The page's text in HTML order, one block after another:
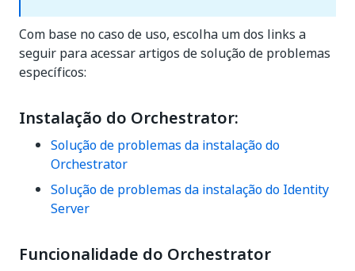
Com base no caso de uso, escolha um dos links a
seguir para acessar artigos de solução de problemas
específicos:
Instalação do Orchestrator:
Solução de problemas da instalação do
Orchestrator
Solução de problemas da instalação do Identity
Server
Funcionalidade do Orchestrator